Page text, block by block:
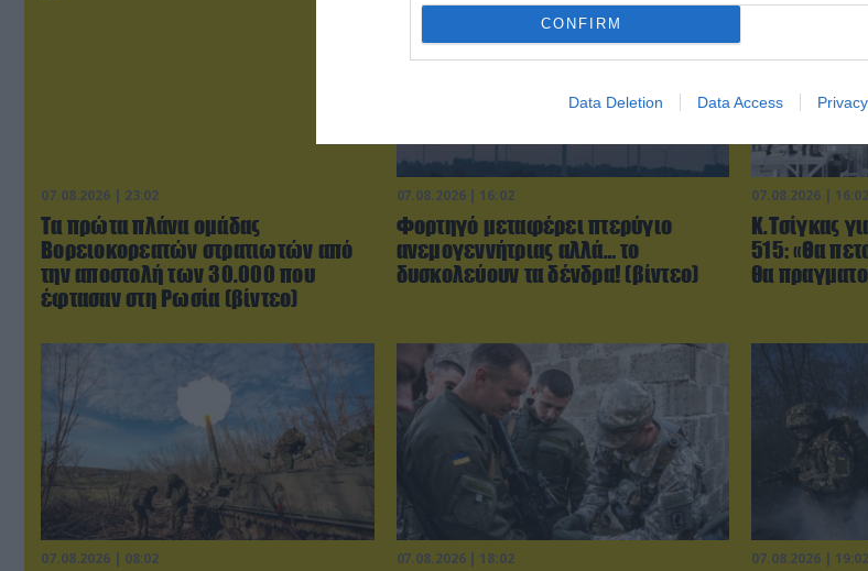
CONFIRM
Data Deletion Data Access
07.08.2026 | 23:02
Τα πρώτα πλάνα ομάδας
Βορειοκορεατών στρατιωτών από
την αποστολή των 30.000 που
έφτασαν στη Ρωσία (βίντεο)
07.08.2026 | 16:02
Φορτηγό μεταφέρει πτερύγιο
ανεμογεννήτριας αλλά… το
δυσκολεύουν τα δένδρα! (βίντεο)
07.08.2026 | 16:02
Κ.Τσίγκας
515: «Θα
θα
07.08.2026 | 08:02 07.08.2026 | 18:02 07.08.2026 | 19:02